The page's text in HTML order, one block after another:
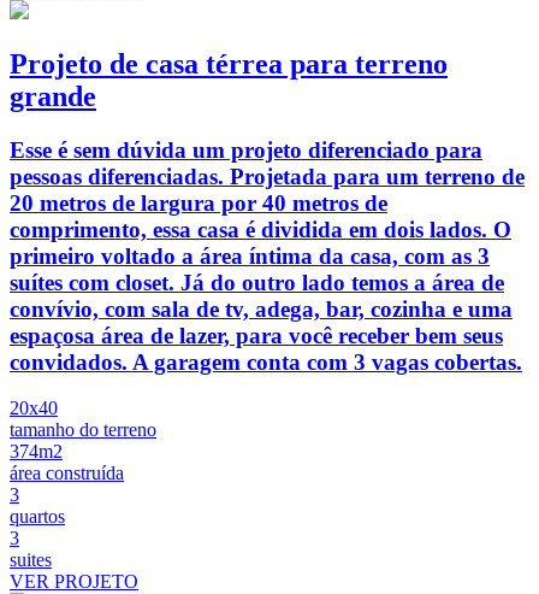
Projeto de casa térrea para terreno
grande
Esse é sem dúvida um projeto diferenciado para
pessoas diferenciadas. Projetada para um terreno de
20 metros de largura por 40 metros de
comprimento, essa casa é dividida em dois lados. O
primeiro voltado a área íntima da casa, com as 3
suítes com closet. Já do outro lado temos a área de
convívio, com sala de tv, adega, bar, cozinha e uma
espaçosa área de lazer, para você receber bem seus
convidados. A garagem conta com 3 vagas cobertas.
20x40
tamanho do terreno
374m2
área construída
3
quartos
3
suites
VER PROJETO